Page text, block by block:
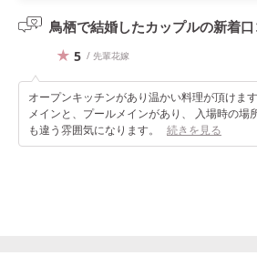
鳥栖で結婚したカップルの新着口
5 / 先輩花嫁
オープンキッチンがあり温かい料理が頂けま
メインと、プールメインがあり、 入場時の場
も違う雰囲気になります。
続きを見る